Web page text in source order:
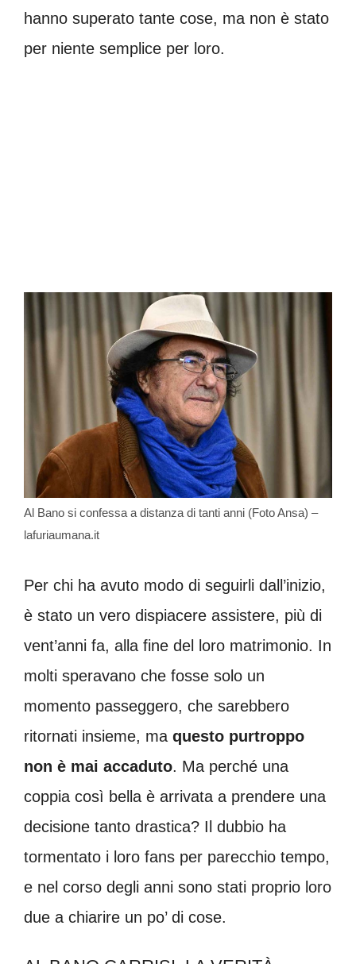
hanno superato tante cose, ma non è stato
per niente semplice per loro.
Al Bano si confessa a distanza di tanti anni (Foto Ansa) –
lafuriaumana.it
Per chi ha avuto modo di seguirli dall’inizio,
è stato un vero dispiacere assistere, più di
vent’anni fa, alla fine del loro matrimonio. In
molti speravano che fosse solo un
momento passeggero, che sarebbero
ritornati insieme, ma questo purtroppo
non è mai accaduto. Ma perché una
coppia così bella è arrivata a prendere una
decisione tanto drastica? Il dubbio ha
tormentato i loro fans per parecchio tempo,
e nel corso degli anni sono stati proprio loro
due a chiarire un po’ di cose.